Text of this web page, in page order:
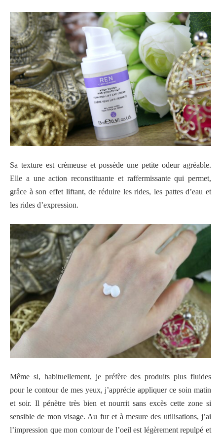
Sa texture est crèmeuse et possède une petite odeur agréable.
Elle a une action reconstituante et raffermissante qui permet,
grâce à son effet liftant, de réduire les rides, les pattes d’eau et
les rides d’expression.
Même si, habituellement, je préfère des produits plus fluides
pour le contour de mes yeux, j’apprécie appliquer ce soin matin
et soir. Il pénètre très bien et nourrit sans excès cette zone si
sensible de mon visage. Au fur et à mesure des utilisations, j’ai
l’impression que mon contour de l’oeil est légèrement repulpé et